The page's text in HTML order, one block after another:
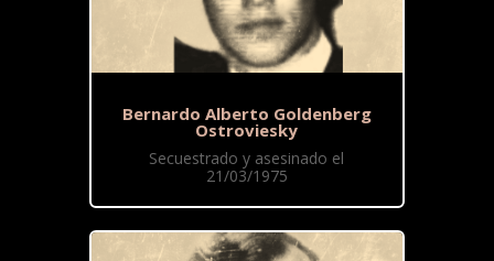
Bernardo Alberto Goldenberg
Ostroviesky
Secuestrado y asesinado el
21/03/1975